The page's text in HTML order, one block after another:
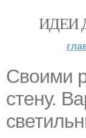
ИДЕИ
Своими
стену.